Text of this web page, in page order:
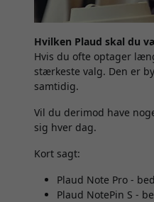
Hvilken Plaud skal du
Hvis du ofte optager
stærkeste valg. Den er
samtidig.
Vil du derimod have
sig hver dag.
Kort sagt:
Plaud Note Pro -
Plaud NotePin S -